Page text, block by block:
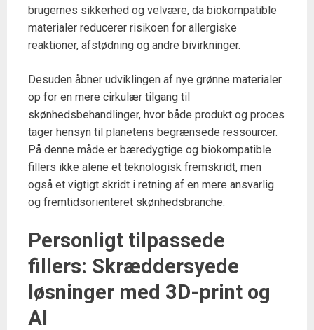
brugernes sikkerhed og velvære, da biokompatible
materialer reducerer risikoen for allergiske
reaktioner, afstødning og andre bivirkninger.
Desuden åbner udviklingen af nye grønne materialer
op for en mere cirkulær tilgang til
skønhedsbehandlinger, hvor både produkt og proces
tager hensyn til planetens begrænsede ressourcer.
På denne måde er bæredygtige og biokompatible
fillers ikke alene et teknologisk fremskridt, men
også et vigtigt skridt i retning af en mere ansvarlig
og fremtidsorienteret skønhedsbranche.
Personligt tilpassede
fillers: Skræddersyede
løsninger med 3D-print og
AI